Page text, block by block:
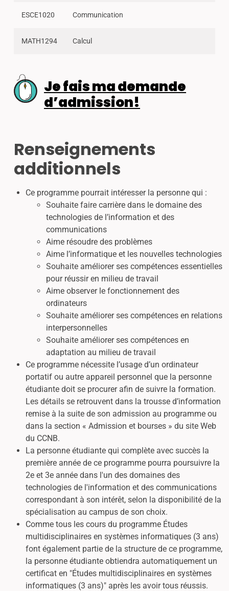
ESCE1020 Communication
MATH1294 Calcul
Je fais ma demande
d’admission!
Renseignements
additionnels
Ce programme pourrait intéresser la personne qui :
Souhaite faire carrière dans le domaine des
technologies de l’information et des
communications
Aime résoudre des problèmes
Aime l’informatique et les nouvelles technologies
Souhaite améliorer ses compétences essentielles
pour réussir en milieu de travail
Aime observer le fonctionnement des
ordinateurs
Souhaite améliorer ses compétences en relations
interpersonnelles
Souhaite améliorer ses compétences en
adaptation au milieu de travail
Ce programme nécessite l’usage d’un ordinateur
portatif ou autre appareil personnel que la personne
étudiante doit se procurer afin de suivre la formation.
Les détails se retrouvent dans la trousse d’information
remise à la suite de son admission au programme ou
dans la section « Admission et bourses » du site Web
du CCNB.
La personne étudiante qui complète avec succès la
première année de ce programme pourra poursuivre la
2e et 3e année dans l'un des domaines des
technologies de l'information et des communications
correspondant à son intérêt, selon la disponibilité de la
spécialisation au campus de son choix.
Comme tous les cours du programme Études
multidisciplinaires en systèmes informatiques (3 ans)
font également partie de la structure de ce programme,
la personne étudiante obtiendra automatiquement un
certificat en "Études multidisciplinaires en systèmes
informatiques (3 ans)" après les avoir tous réussis.